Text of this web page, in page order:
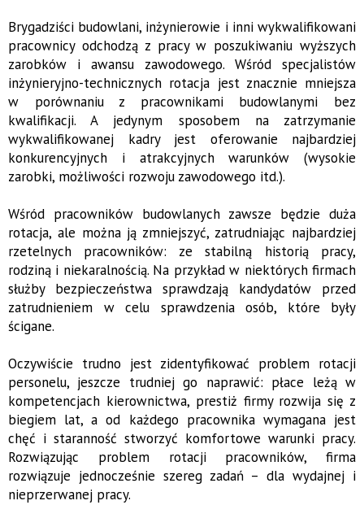
Brygadziści budowlani, inżynierowie i inni wykwalifikowani
pracownicy odchodzą z pracy w poszukiwaniu wyższych
zarobków i awansu zawodowego. Wśród specjalistów
inżynieryjno-technicznych rotacja jest znacznie mniejsza
w porównaniu z pracownikami budowlanymi bez
kwalifikacji. A jedynym sposobem na zatrzymanie
wykwalifikowanej kadry jest oferowanie najbardziej
konkurencyjnych i atrakcyjnych warunków (wysokie
zarobki, możliwości rozwoju zawodowego itd.).
Wśród pracowników budowlanych zawsze będzie duża
rotacja, ale można ją zmniejszyć, zatrudniając najbardziej
rzetelnych pracowników: ze stabilną historią pracy,
rodziną i niekaralnością. Na przykład w niektórych firmach
służby bezpieczeństwa sprawdzają kandydatów przed
zatrudnieniem w celu sprawdzenia osób, które były
ścigane.
Oczywiście trudno jest zidentyfikować problem rotacji
personelu, jeszcze trudniej go naprawić: płace leżą w
kompetencjach kierownictwa, prestiż firmy rozwija się z
biegiem lat, a od każdego pracownika wymagana jest
chęć i staranność stworzyć komfortowe warunki pracy.
Rozwiązując problem rotacji pracowników, firma
rozwiązuje jednocześnie szereg zadań – dla wydajnej i
nieprzerwanej pracy.